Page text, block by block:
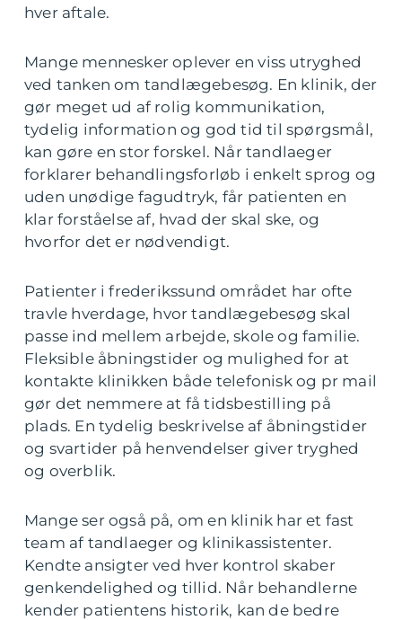
hver aftale.
Mange mennesker oplever en viss utryghed
ved tanken om tandlægebesøg. En klinik, der
gør meget ud af rolig kommunikation,
tydelig information og god tid til spørgsmål,
kan gøre en stor forskel. Når tandlaeger
forklarer behandlingsforløb i enkelt sprog og
uden unødige fagudtryk, får patienten en
klar forståelse af, hvad der skal ske, og
hvorfor det er nødvendigt.
Patienter i frederikssund området har ofte
travle hverdage, hvor tandlægebesøg skal
passe ind mellem arbejde, skole og familie.
Fleksible åbningstider og mulighed for at
kontakte klinikken både telefonisk og pr mail
gør det nemmere at få tidsbestilling på
plads. En tydelig beskrivelse af åbningstider
og svartider på henvendelser giver tryghed
og overblik.
Mange ser også på, om en klinik har et fast
team af tandlaeger og klinikassistenter.
Kendte ansigter ved hver kontrol skaber
genkendelighed og tillid. Når behandlerne
kender patientens historik, kan de bedre